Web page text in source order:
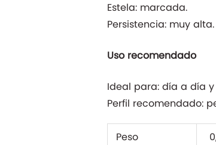
Estela: marcada.
Persistencia: muy alta.
Uso recomendado
Ideal para: día a día
Perfil recomendado:
Peso